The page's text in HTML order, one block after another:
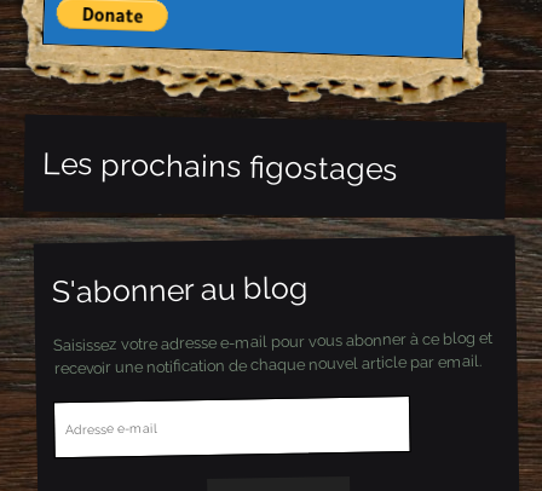
Les prochains figostages
S'abonner au blog
Saisissez votre adresse e-mail pour vous abonner à ce blog et
recevoir une notification de chaque nouvel article par email.
A
d
r